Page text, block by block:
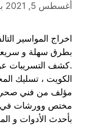
أغسطس 5, 2021
اخراج المواسير
بطرق سهلة و
.كشف التسريبات
الكويت ، تسليك
مؤلف من فني صحي
مختص وورشات في
بأحدث الأدوات و